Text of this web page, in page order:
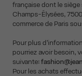
française dont le
Champs-Élysées,
commerce de Paris
Pour plus
pourriez avoir besoin,
suivante:
Pour les achats